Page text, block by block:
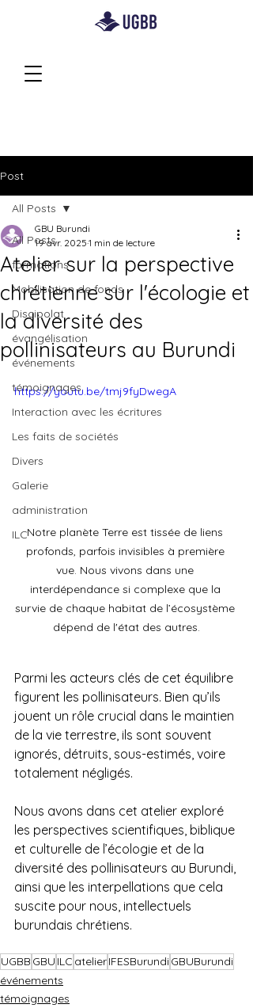
Post
All Posts
formations
Mobilisation de fonds
Discipolat
évangélisation
événements
témoignages
Interaction avec les écritures
Les faits de sociétés
Divers
Galerie
administration
ILC
All Posts
Atelier sur la perspective
chrétienne sur l'écologie et
la diversité des
pollinisateurs au Burundi
GBU Burundi
19 avr. 2025 1 min de lecture
https://youtu.be/tmj9fyDwegA
Notre planète Terre est tissée de liens
profonds, parfois invisibles à première
vue. Nous vivons dans une
interdépendance si complexe que la
survie de chaque habitat de l’écosystème
dépend de l'état des autres.
Parmi les acteurs clés de cet équilibre
figurent les pollinisateurs. Bien qu’ils
jouent un rôle crucial dans le maintien
de la vie terrestre, ils sont souvent
ignorés, détruits, sous-estimés, voire
totalement négligés.
Nous avons dans cet atelier exploré
les perspectives scientifiques, biblique
et culturelle de l’écologie et de la
diversité des pollinisateurs au Burundi,
ainsi que les interpellations que cela
suscite pour nous, intellectuels
burundais chrétiens.
UGBB GBU ILC atelierIFESBurundi GBUBurundi
événements
témoignages